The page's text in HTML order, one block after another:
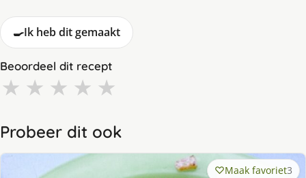
🍳Ik heb dit gemaakt
Beoordeel dit recept
★ ★ ★ ★ ★
Probeer dit ook
Maak favoriet3